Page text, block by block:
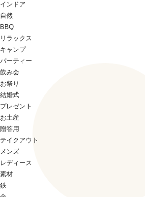
インドア
自然
BBQ
リラックス
キャンプ
パーティー
飲み会
お祭り
結婚式
プレゼント
お土産
贈答用
テイクアウト
メンズ
レディース
素材
鉄